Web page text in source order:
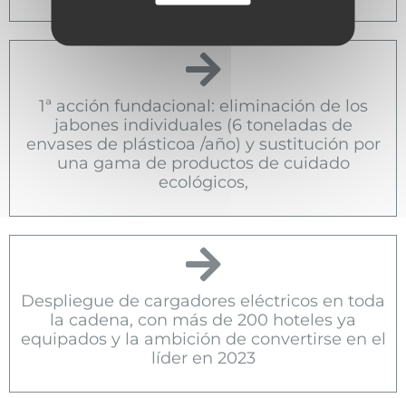
1ª acción fundacional: eliminación de los
jabones individuales (6 toneladas de
envases de plásticoa /año) y sustitución por
una gama de productos de cuidado
ecológicos,
Despliegue de cargadores eléctricos en toda
la cadena, con más de 200 hoteles ya
equipados y la ambición de convertirse en el
líder en 2023